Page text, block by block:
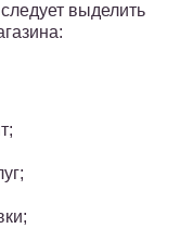
выделить